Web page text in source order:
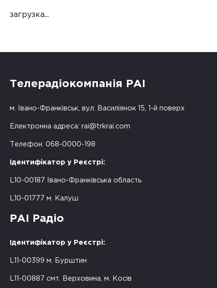
загрузка...
Телерадіокомпанія РАІ
м. Івано-Франківськ, вул. Василіянок 15, 1-й поверх
Електронна адреса: rai@trkrai.com
Телефон: 068-0000-198
Ідентифікатор у Реєстрі:
L10-00187 Івано-Франківська область
L10-01777 м. Калуш
РАІ Радіо
Ідентифікатор у Реєстрі:
L11-00399 м. Бурштин
L11-00887 смт. Верховина, м. Косів